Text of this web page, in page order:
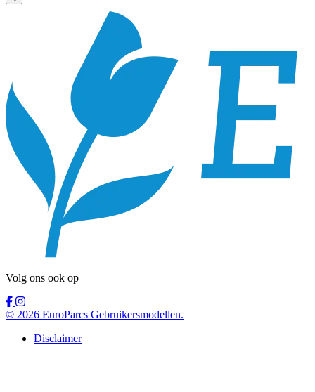
Volg ons ook op
© 2026 EuroParcs Gebruikersmodellen.
Disclaimer